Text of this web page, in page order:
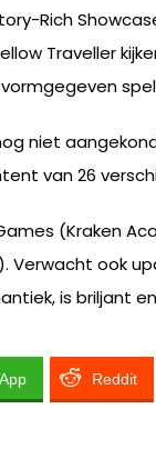
Rich
Traveller
niet
van 26
(Kraken
Verwacht ook
is briljant
Reddit